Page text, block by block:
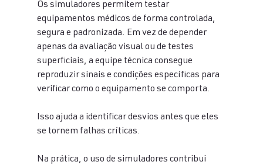
Os simuladores permitem testar
equipamentos médicos de forma controlada,
segura e padronizada. Em vez de depender
apenas da avaliação visual ou de testes
superficiais, a equipe técnica consegue
reproduzir sinais e condições específicas para
verificar como o equipamento se comporta.
Isso ajuda a identificar desvios antes que eles
se tornem falhas críticas.
Na prática, o uso de simuladores contribui